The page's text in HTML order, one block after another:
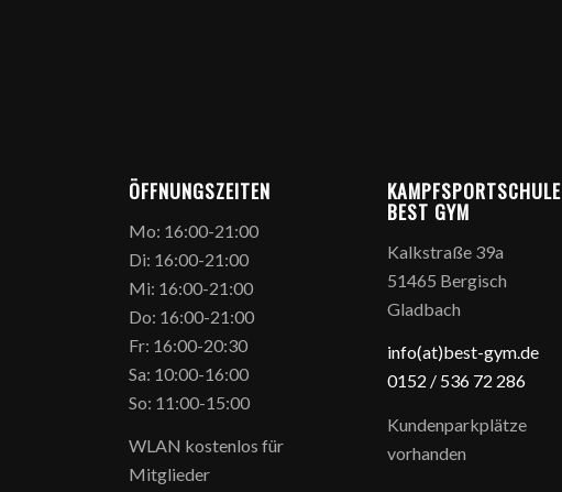
ÖFFNUNGSZEITEN
Mo: 16:00-21:00
Di: 16:00-21:00
Mi: 16:00-21:00
Do: 16:00-21:00
Fr: 16:00-20:30
Sa: 10:00-16:00
So: 11:00-15:00
WLAN kostenlos für
Mitglieder
KAMPFSPORTSCHULE
BEST GYM
Kalkstraße 39a
51465 Bergisch
Gladbach
info(at)best-gym.de
0152 / 536 72 286
Kundenparkplätze
vorhanden